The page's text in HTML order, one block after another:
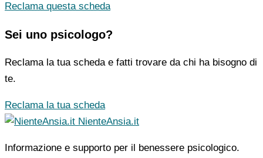
Reclama questa scheda
Sei uno psicologo?
Reclama la tua scheda e fatti trovare da chi ha bisogno di
te.
Reclama la tua scheda
NienteAnsia.it
Informazione e supporto per il benessere psicologico.